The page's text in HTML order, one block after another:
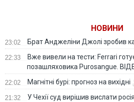
НОВИНИ
23:02 Брат Анджеліни Джолі зробив
22:33
Вже вивели на тести: Ferrari
позашляховика Purosangue.
22:02 Магнітні бурі: прогноз на вихідні
21:32
У Чехії суд вирішив вислати